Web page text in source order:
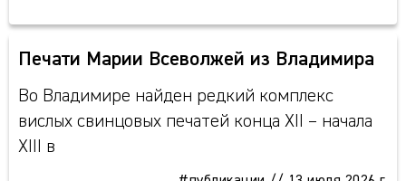
Печати Марии Всеволжей из Владимира
Во Владимире найден редкий комплекс
вислых свинцовых печатей конца XII – начала
XIII в